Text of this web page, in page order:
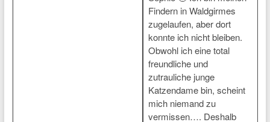
Findern in Waldgirmes
zugelaufen, aber dort
konnte ich nicht bleiben.
Obwohl ich eine total
freundliche und
zutrauliche junge
Katzendame bin, scheint
mich niemand zu
vermissen…. Deshalb